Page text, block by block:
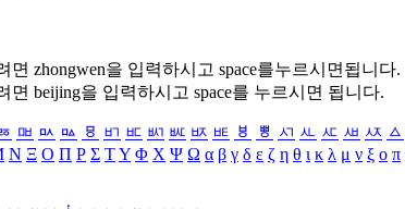
면 zhongwen을 입력하시고 space를누르시면됩니다.
면 beijing을 입력하시고 space를 누르시면 됩니다.
ㅮ ㅯ ㅰ ㅱ ㅲ ㅳ ㅴ ㅵ ㅶ ㅷ ㅸ ㅹ ㅺ ㅻ ㅼ ㅽ ㅾ ㅿ
Ν Ξ Ο Π Ρ Σ ΤΥ Φ Χ Ψ Ω α β γ δ ε ζ η θ ι κ λ μ ν ξ ο π